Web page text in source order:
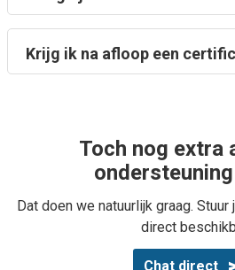
Krijg ik na afloop een
Toch nog extra
Dat doen we natuurlijk graag.
direct
Chat direct